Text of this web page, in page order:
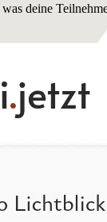
deine